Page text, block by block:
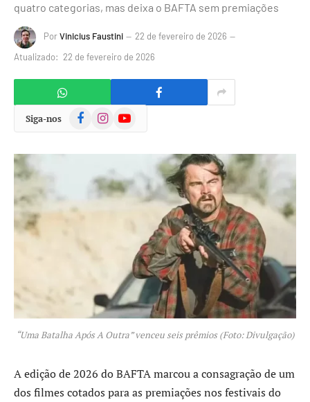
quatro categorias, mas deixa o BAFTA sem premiações
PorVinicius Faustini
22 de fevereiro de 2026
Atualizado: 22 de fevereiro de 2026
Siga-nos FacebookInstagramYouTube
“Uma Batalha Após A Outra” venceu seis prêmios (Foto: Divulgação)
A edição de 2026 do BAFTA marcou a consagração de um
dos filmes cotados para as premiações nos festivais do